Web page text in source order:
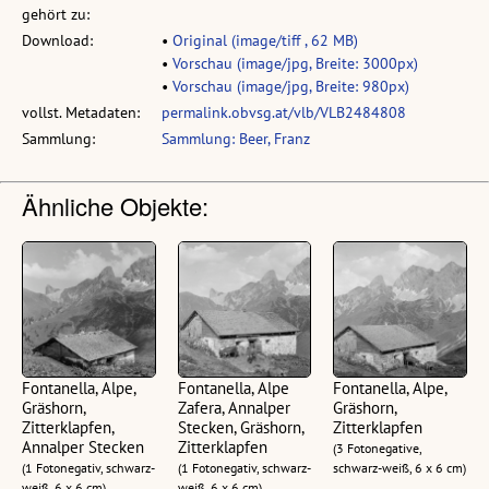
gehört zu:
Download:
• Original (image/tiff , 62 MB)
• Vorschau (image/jpg, Breite: 3000px)
• Vorschau (image/jpg, Breite: 980px)
vollst. Metadaten:
permalink.obvsg.at/vlb/VLB2484808
Sammlung:
Sammlung: Beer, Franz
Ähnliche Objekte:
Fontanella, Alpe,
Gräshorn,
Zitterklapfen,
Annalper Stecken
(1 Fotonegativ, schwarz-
Fontanella, Alpe
Zafera, Annalper
Stecken, Gräshorn,
Zitterklapfen
(1 Fotonegativ, schwarz-
Fontanella, Alpe,
Gräshorn,
Zitterklapfen
(3 Fotonegative,
schwarz-weiß, 6 x 6 cm)